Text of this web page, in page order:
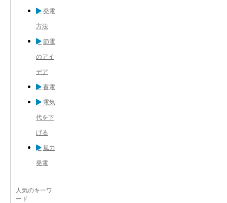
発電
方法
節電
のアイ
デア
蓄電
電気
代を下
げる
風力
発電
人気のキーワ
ード